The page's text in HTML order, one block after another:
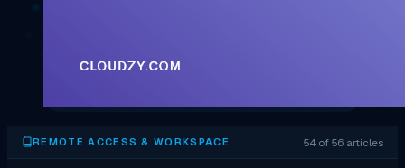
REMOTE ACCESS & WORKSPACE 54 of 56 articles